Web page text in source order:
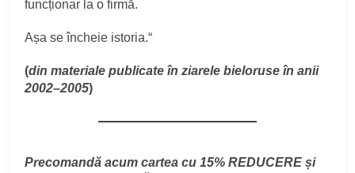
funcționar la o firmă.
Așa se încheie istoria.“
(din materiale publicate în ziarele bieloruse în anii
2002–2005)
Precomandă acum cartea cu 15% REDUCERE și